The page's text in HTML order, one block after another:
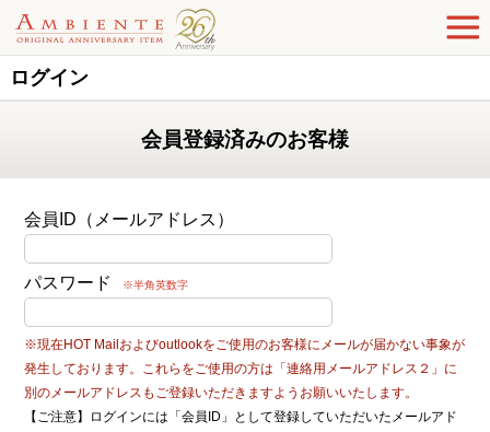
ログイン
会員登録済みのお客様
会員ID（メールアドレス）
パスワード ※半角英数字
※現在HOT Mailおよびoutlookをご使用のお客様にメールが届かない事象が
発生しております。これらをご使用の方は「連絡用メールアドレス２」に
別のメールアドレスもご登録いただきますようお願いいたします。
【ご注意】ログインには「会員ID」として登録していただいたメールアド